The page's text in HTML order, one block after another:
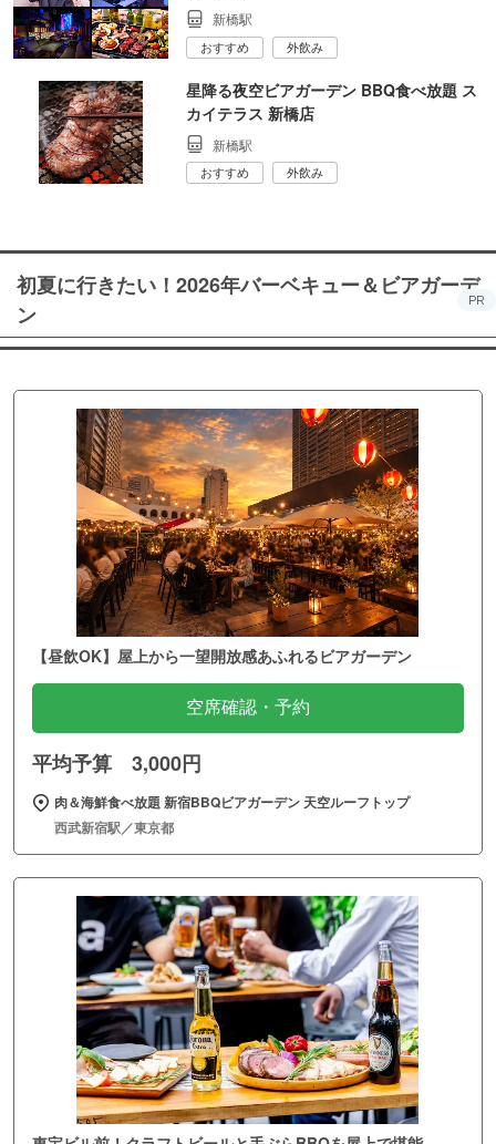
新橋駅
おすすめ 外飲み
星降る夜空ビアガーデン BBQ食べ放題 ス
カイテラス 新橋店
新橋駅
おすすめ 外飲み
初夏に行きたい！2026年バーベキュー＆ビアガーデ
ン
PR
【昼飲OK】屋上から一望開放感あふれるビアガーデン
空席確認・予約
平均予算 3,000円
肉＆海鮮食べ放題 新宿BBQビアガーデン 天空ルーフトップ
西武新宿駅／東京都